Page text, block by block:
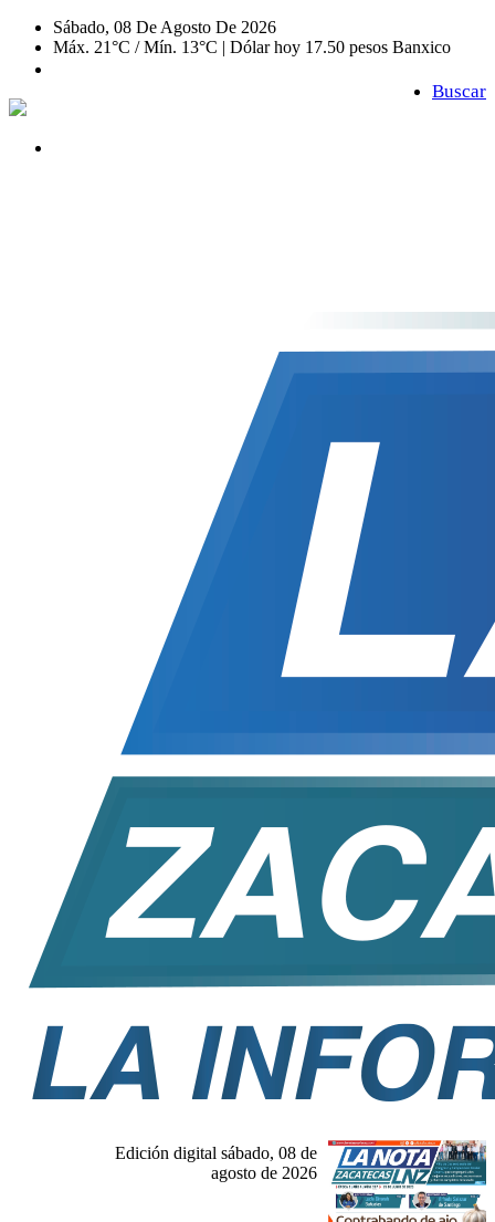
Sábado, 08 De Agosto De 2026
Máx. 21°C / Mín. 13°C | Dólar hoy 17.50 pesos Banxico
Buscar
Edición digital sábado, 08 de
agosto de 2026